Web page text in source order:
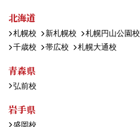
北海道
札幌校 新札幌校 札幌円山公園校
千歳校
帯広校 札幌大通校
青森県
弘前校
岩手県
盛岡校